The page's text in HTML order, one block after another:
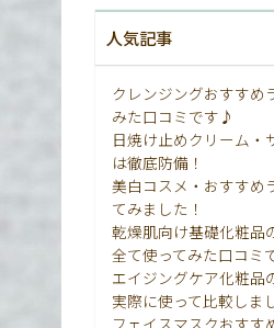
人気記事
クレンジングおすす
みた口コミです♪
日焼け止めクリーム
は徹底防備！
美白コスメ・おすす
てみました！
乾燥肌向け基礎化粧品
全て使ってみた口コミ
エイジングケア化粧品
実際に使って比較しま